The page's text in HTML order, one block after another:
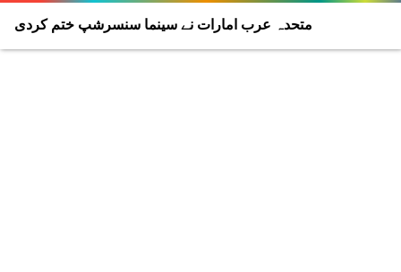
متحدہ عرب امارات نے سینما سنسرشپ ختم کردی